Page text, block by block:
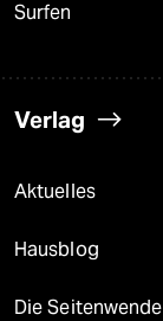
Surfen
Verlag
Aktuelles
Hausblog
Die Seitenwende